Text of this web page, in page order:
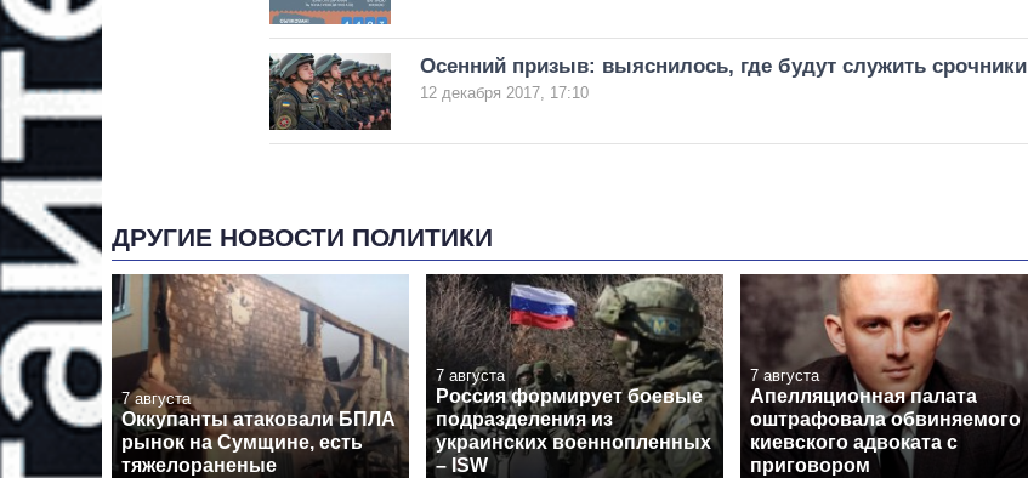
Осенний призыв: выяснилось, где будут служить срочники
12 декабря 2017, 17:10
ДРУГИЕ НОВОСТИ ПОЛИТИКИ
7 августа
Оккупанты атаковали БПЛА
рынок на Сумщине, есть
тяжелораненые
7 августа
Россия формирует боевые
подразделения из
украинских военнопленных
– ISW
7 августа
Апелляционная палата
оштрафовала обвиняемого
киевского адвоката с
приговором